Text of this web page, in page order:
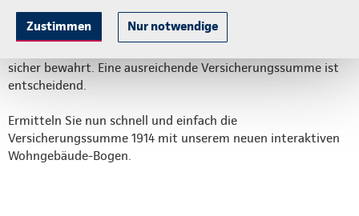
Zustimmen Nur notwendige
News Sachversicherung vom 25.4.2024
Die Wohngebäude-Versicherung bietet Hausbesitzern einen
sicher bewahrt. Eine ausreichende Versicherungssumme ist
entscheidend.
Ermitteln Sie nun schnell und einfach die
Versicherungssumme 1914 mit unserem neuen interaktiven
Wohngebäude-Bogen.